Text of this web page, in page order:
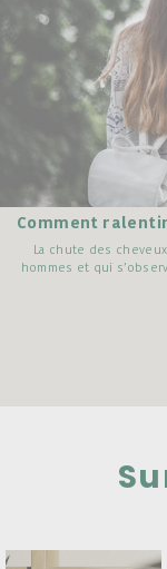
Comment
La chute des
hommes et qui